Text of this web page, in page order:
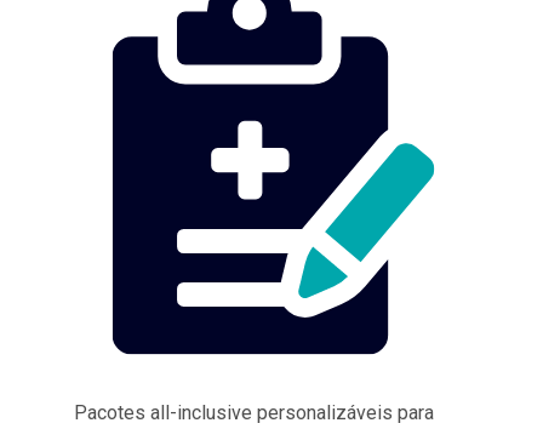
Pacotes all-inclusive personalizáveis para